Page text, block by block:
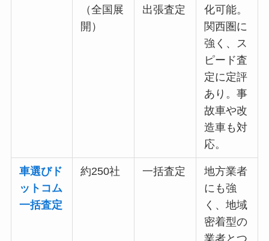
（全国展
開）
出張査定
化可能。
関西圏に
強く、ス
ピード査
定に定評
あり。事
故車や改
造車も対
応。
車選びド
ットコム
一括査定
約250社 一括査定
地方業者
にも強
く、地域
密着型の